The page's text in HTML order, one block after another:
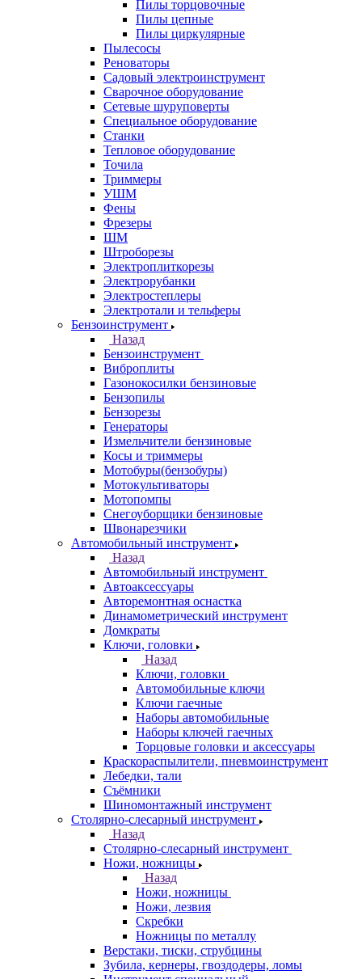
Пилы торцовочные
Пилы цепные
Пилы циркулярные
Пылесосы
Реноваторы
Садовый электроинструмент
Сварочное оборудование
Сетевые шуруповерты
Специальное оборудование
Станки
Тепловое оборудование
Точила
Триммеры
УШМ
Фены
Фрезеры
ШМ
Штроборезы
Электроплиткорезы
Электрорубанки
Электростеплеры
Электротали и тельферы
Бензоинструмент
Назад
Бензоинструмент
Виброплиты
Газонокосилки бензиновые
Бензопилы
Бензорезы
Генераторы
Измельчители бензиновые
Косы и триммеры
Мотобуры(бензобуры)
Мотокультиваторы
Мотопомпы
Снегоуборщики бензиновые
Швонарезчики
Автомобильный инструмент
Назад
Автомобильный инструмент
Автоаксессуары
Авторемонтная оснастка
Динамометрический инструмент
Домкраты
Ключи, головки
Назад
Ключи, головки
Автомобильные ключи
Ключи гаечные
Наборы автомобильные
Наборы ключей гаечных
Торцовые головки и аксессуары
Краскораспылители, пневмоинструмент
Лебедки, тали
Съёмники
Шиномонтажный инструмент
Столярно-слесарный инструмент
Назад
Столярно-слесарный инструмент
Ножи, ножницы
Назад
Ножи, ножницы
Ножи, лезвия
Скребки
Ножницы по металлу
Верстаки, тиски, струбцины
Зубила, кернеры, гвоздодеры, ломы